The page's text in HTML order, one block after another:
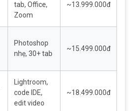
tab, Office,
Zoom
~13.999.000đ
Photoshop
nhẹ, 30+ tab
~15.499.000đ
Lightroom,
code IDE,
edit video
~18.499.000đ